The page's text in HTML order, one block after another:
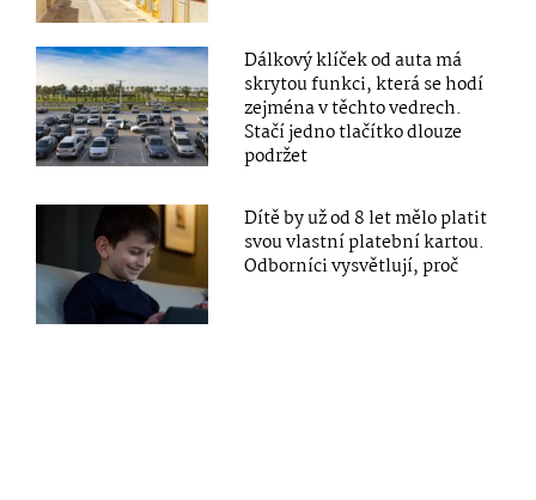
Dálkový klíček od auta má
skrytou funkci, která se hodí
zejména v těchto vedrech.
Stačí jedno tlačítko dlouze
podržet
Dítě by už od 8 let mělo platit
svou vlastní platební kartou.
Odborníci vysvětlují, proč